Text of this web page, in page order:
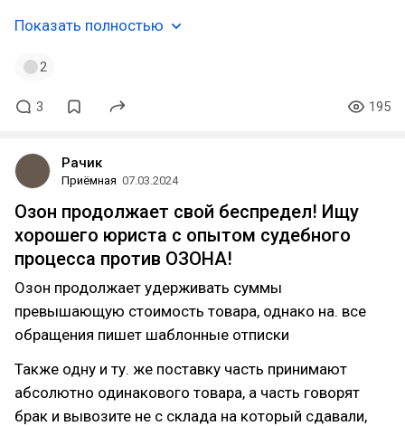
Показать полностью
2
3 195
Рачик
Приёмная 07.03.2024
Озон продолжает свой беспредел! Ищу
хорошего юриста с опытом судебного
процесса против ОЗОНА!
Озон продолжает удерживать суммы
превышающую стоимость товара, однако на. все
обращения пишет шаблонные отписки
Также одну и ту. же поставку часть принимают
абсолютно одинакового товара, а часть говорят
брак и вывозите не с склада на который сдавали,